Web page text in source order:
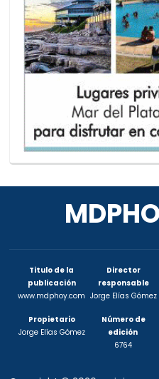
Titulo de la
publicación
www.mdphoy.com
Propietario
Jorge Elías Gómez
Director
responsable
Jorge Elías Gómez
Número de
edición
6764